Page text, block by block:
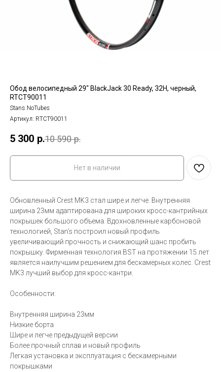
Обод велосипедный 29" BlackJack 30 Ready, 32H, черный,
RTCT90011
Stans NoTubes
Артикул: RTCT90011
5 300 р.10 590 р.
Нет в наличии
Обновленный Crest MK3 стал шире и легче. Внутренняя
ширина 23мм адаптирована для широких кросс-кантрийных
покрышек большого объема. Вдохновленные карбоновой
технологией, Stan's построил новый профиль
увеличивающий прочность и снижающий шанс пробить
покрышку. Фирменная технология BST на протяжении 15 лет
является наилучшим решением для бескамерных колес. Crest
MK3 лучший выбор для кросс-кантри.
Особенности:
Внутренняя ширина 23мм
Низкие борта
Шире и легче предыдущей версии
Более прочный сплав и новый профиль
Легкая установка и эксплуатация с бескамерными
покрышками